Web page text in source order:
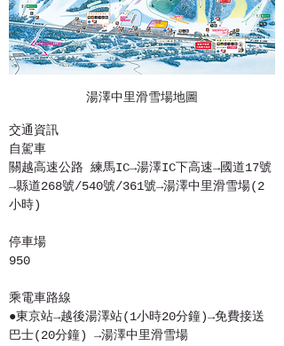
湯澤中里滑雪場地圖
交通資訊
自駕車
關越高速公路 練馬IC→湯澤IC下高速→國道17號
→縣道268號/540號/361號→湯澤中里滑雪場(2
小時)
停車場
950
乘電車路線
●東京站→越後湯澤站(1小時20分鐘)→免費接送
巴士(20分鐘) →湯澤中里滑雪場